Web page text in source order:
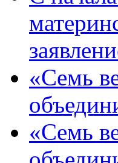
«Семь
«Семь